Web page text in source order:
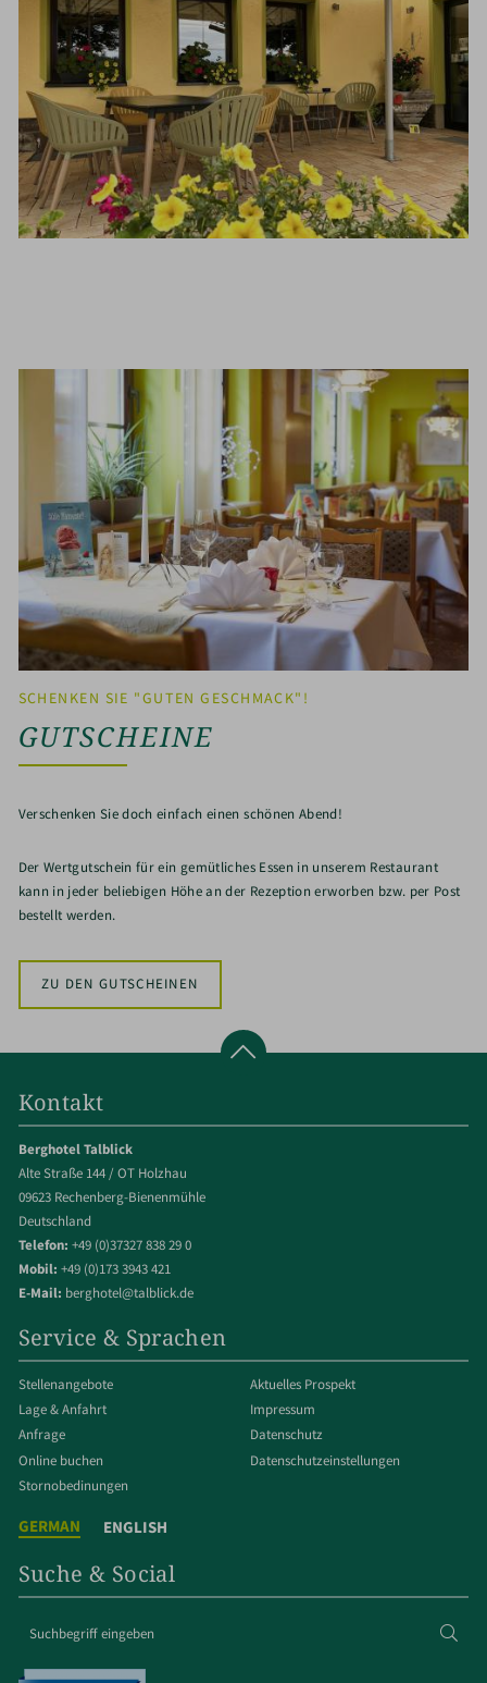
SCHENKEN SIE "GUTEN GESCHMACK"!
GUTSCHEINE
Verschenken Sie doch einfach einen schönen Abend!
Der Wertgutschein für ein gemütliches Essen in unserem Restaurant
kann in jeder beliebigen Höhe an der Rezeption erworben bzw. per Post
bestellt werden.
ZU DEN GUTSCHEINEN
Kontakt
Berghotel Talblick
Alte Straße 144 / OT Holzhau
09623 Rechenberg-Bienenmühle
Deutschland
Telefon: +49 (0)37327 838 29 0
Mobil: +49 (0)173 3943 421
E-Mail: berghotel@talblick.de
Service & Sprachen
Stellenangebote
Lage & Anfahrt
Anfrage
Online buchen
Stornobedinungen
Aktuelles Prospekt
Impressum
Datenschutz
Datenschut­z­einstellungen
GERMAN ENGLISH
Suche & Social
Suchbegriff